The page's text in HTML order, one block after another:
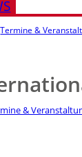
Termine &
&